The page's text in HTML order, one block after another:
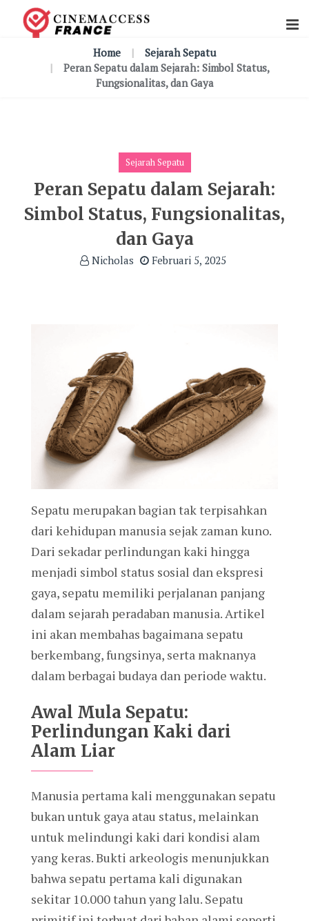
Content
Home
Sejarah Sepatu
Peran Sepatu dalam Sejarah: Simbol Status,
Fungsionalitas, dan Gaya
Sejarah Sepatu
Peran Sepatu dalam Sejarah:
Simbol Status, Fungsionalitas,
dan Gaya
Nicholas Februari 5, 2025
Sepatu merupakan bagian tak terpisahkan
dari kehidupan manusia sejak zaman kuno.
Dari sekadar perlindungan kaki hingga
menjadi simbol status sosial dan ekspresi
gaya, sepatu memiliki perjalanan panjang
dalam sejarah peradaban manusia. Artikel
ini akan membahas bagaimana sepatu
berkembang, fungsinya, serta maknanya
dalam berbagai budaya dan periode waktu.
Awal Mula Sepatu:
Perlindungan Kaki dari
Alam Liar
Manusia pertama kali menggunakan sepatu
bukan untuk gaya atau status, melainkan
untuk melindungi kaki dari kondisi alam
yang keras. Bukti arkeologis menunjukkan
bahwa sepatu pertama kali digunakan
sekitar 10.000 tahun yang lalu. Sepatu